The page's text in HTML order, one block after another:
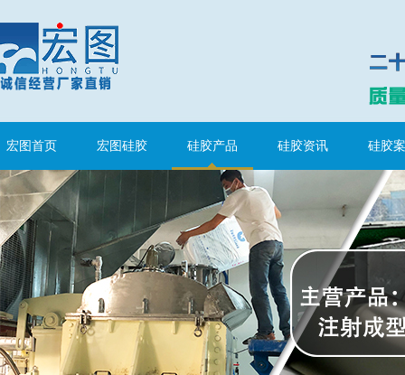
宏图首页 宏图硅胶 硅胶产品 硅胶资讯 硅胶